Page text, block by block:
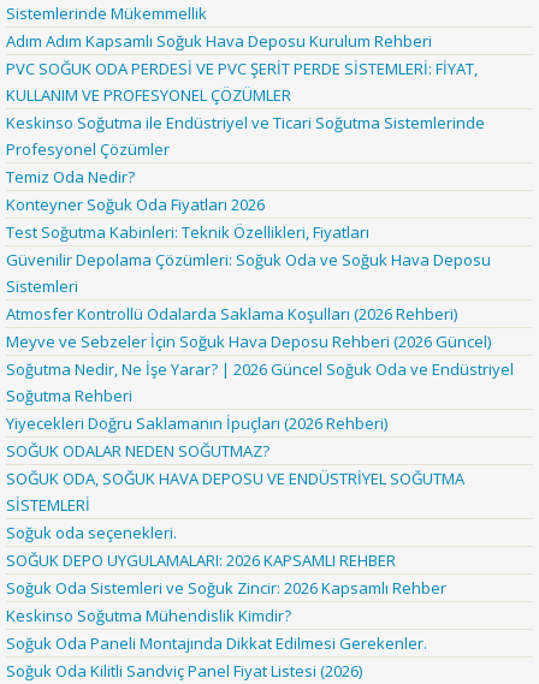
Sistemlerinde Mükemmellik
Adım Adım Kapsamlı Soğuk Hava Deposu Kurulum Rehberi
PVC SOĞUK ODA PERDESİ VE PVC ŞERİT PERDE SİSTEMLERİ: FİYAT,
KULLANIM VE PROFESYONEL ÇÖZÜMLER
Keskinso Soğutma ile Endüstriyel ve Ticari Soğutma Sistemlerinde
Profesyonel Çözümler
Temiz Oda Nedir?
Konteyner Soğuk Oda Fiyatları 2026
Test Soğutma Kabinleri: Teknik Özellikleri, Fiyatları
Güvenilir Depolama Çözümleri: Soğuk Oda ve Soğuk Hava Deposu
Sistemleri
Atmosfer Kontrollü Odalarda Saklama Koşulları (2026 Rehberi)
Meyve ve Sebzeler İçin Soğuk Hava Deposu Rehberi (2026 Güncel)
Soğutma Nedir, Ne İşe Yarar? | 2026 Güncel Soğuk Oda ve Endüstriyel
Soğutma Rehberi
Yiyecekleri Doğru Saklamanın İpuçları (2026 Rehberi)
SOĞUK ODALAR NEDEN SOĞUTMAZ?
SOĞUK ODA, SOĞUK HAVA DEPOSU VE ENDÜSTRİYEL SOĞUTMA
SİSTEMLERİ
Soğuk oda seçenekleri.
SOĞUK DEPO UYGULAMALARI: 2026 KAPSAMLI REHBER
Soğuk Oda Sistemleri ve Soğuk Zincir: 2026 Kapsamlı Rehber
Keskinso Soğutma Mühendislik Kimdir?
Soğuk Oda Paneli Montajında Dikkat Edilmesi Gerekenler.
Soğuk Oda Kilitli Sandviç Panel Fiyat Listesi (2026)